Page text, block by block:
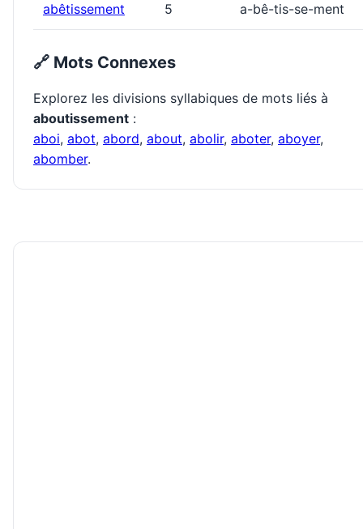
abêtissement 5 a-bê-tis-se-ment
🔗 Mots Connexes
Explorez les divisions syllabiques de mots liés à
aboutissement :
aboi, abot, abord, about, abolir, aboter, aboyer,
abomber.